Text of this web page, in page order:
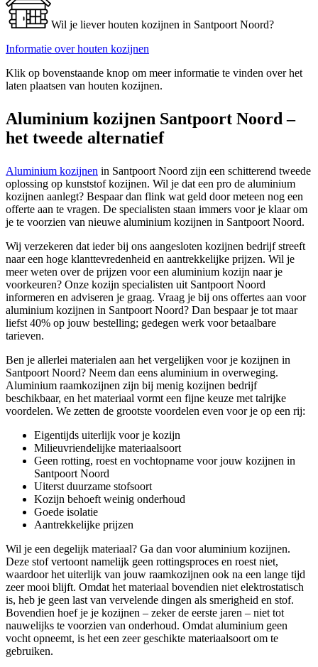
Wil je liever houten kozijnen in Santpoort Noord?
Informatie over houten kozijnen
Klik op bovenstaande knop om meer informatie te vinden over het
laten plaatsen van houten kozijnen.
Aluminium kozijnen Santpoort Noord –
het tweede alternatief
Aluminium kozijnen in Santpoort Noord zijn een schitterend tweede
oplossing op kunststof kozijnen. Wil je dat een pro de aluminium
kozijnen aanlegt? Bespaar dan flink wat geld door meteen nog een
offerte aan te vragen. De specialisten staan immers voor je klaar om
je te voorzien van nieuwe aluminium kozijnen in Santpoort Noord.
Wij verzekeren dat ieder bij ons aangesloten kozijnen bedrijf streeft
naar een hoge klanttevredenheid en aantrekkelijke prijzen. Wil je
meer weten over de prijzen voor een aluminium kozijn naar je
voorkeuren? Onze kozijn specialisten uit Santpoort Noord
informeren en adviseren je graag. Vraag je bij ons offertes aan voor
aluminium kozijnen in Santpoort Noord? Dan bespaar je tot maar
liefst 40% op jouw bestelling; gedegen werk voor betaalbare
tarieven.
Ben je allerlei materialen aan het vergelijken voor je kozijnen in
Santpoort Noord? Neem dan eens aluminium in overweging.
Aluminium raamkozijnen zijn bij menig kozijnen bedrijf
beschikbaar, en het materiaal vormt een fijne keuze met talrijke
voordelen. We zetten de grootste voordelen even voor je op een rij:
Eigentijds uiterlijk voor je kozijn
Milieuvriendelijke materiaalsoort
Geen rotting, roest en vochtopname voor jouw kozijnen in
Santpoort Noord
Uiterst duurzame stofsoort
Kozijn behoeft weinig onderhoud
Goede isolatie
Aantrekkelijke prijzen
Wil je een degelijk materiaal? Ga dan voor aluminium kozijnen.
Deze stof vertoont namelijk geen rottingsproces en roest niet,
waardoor het uiterlijk van jouw raamkozijnen ook na een lange tijd
zeer mooi blijft. Omdat het materiaal bovendien niet elektrostatisch
is, heb je geen last van vervelende dingen als smerigheid en stof.
Bovendien hoef je je kozijnen – zeker de eerste jaren – niet tot
nauwelijks te voorzien van onderhoud. Omdat aluminium geen
vocht opneemt, is het een zeer geschikte materiaalsoort om te
gebruiken.